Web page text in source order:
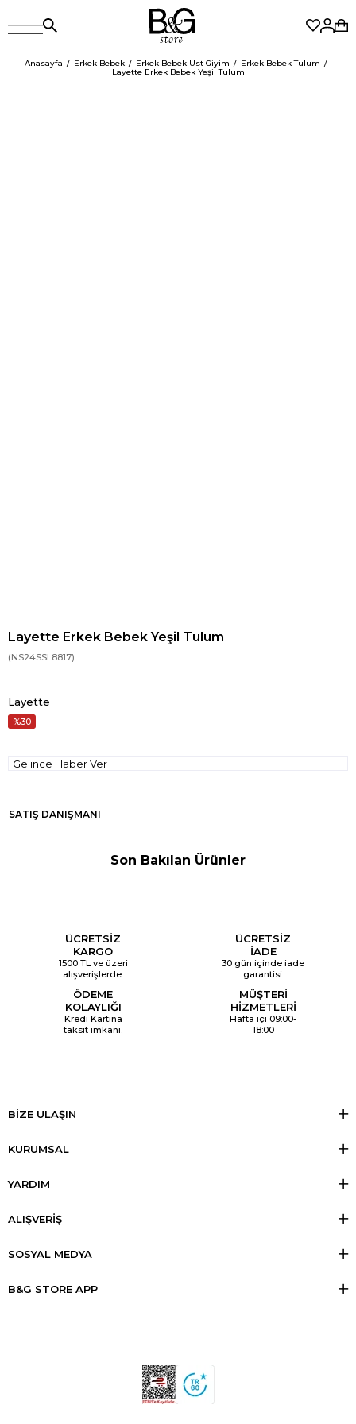
Anasayfa Erkek Bebek Erkek Bebek Üst Giyim
Erkek Bebek Tulum
Layette Erkek Bebek Yeşil Tulum
Layette Erkek Bebek Yeşil Tulum
(NS24SSL8817)
Layette
30
Gelince Haber Ver
SATIŞ DANIŞMANI
Son Bakılan Ürünler
ÜCRETSİZ
KARGO
1500 TL ve üzeri
alışverişlerde.
ÜCRETSİZ
İADE
30 gün içinde iade
garantisi.
ÖDEME
KOLAYLIĞI
Kredi Kartına
taksit imkanı.
MÜŞTERİ
HİZMETLERİ
Hafta içi 09:00-
18:00
BİZE ULAŞIN
KURUMSAL
YARDIM
ALIŞVERİŞ
SOSYAL MEDYA
B&G STORE APP